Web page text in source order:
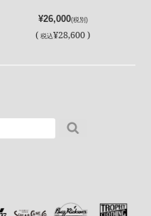
¥26,000(税別)
(税込¥28,600 )